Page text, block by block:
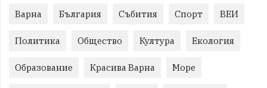
Варна България Събития Спорт ВЕИ
Политика Общество Култура Екология
Образование Красива Варна Море